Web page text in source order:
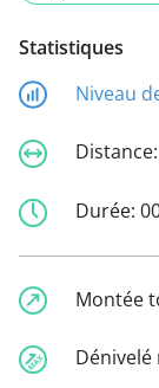
Statistiques
Niveau
Distance:
Durée:
Montée
Dénivelé